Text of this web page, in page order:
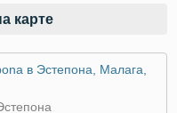
карте
в Эстепона, Малага,